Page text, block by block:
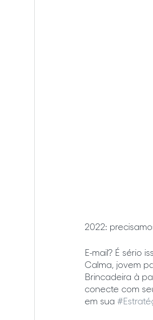
2022:
E-mail? É sério
Calma, jovem
Brincadeira à
conecte com
em sua